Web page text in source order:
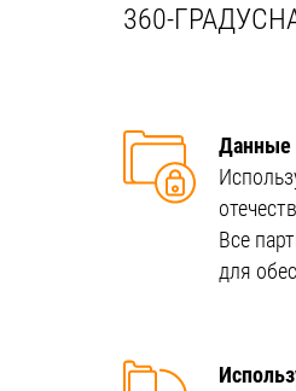
360-
Данные
Все
для